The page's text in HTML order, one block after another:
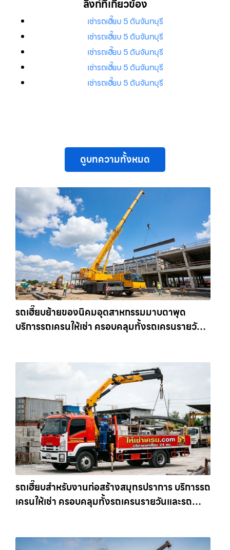
ลิงก์ที่เกี่ยวข้อง
เช่ารถเฮี๊ยบ 5 ตันจันทบุรี
เช่ารถเฮี๊ยบ 5 ตันจันทบุรี
เช่ารถเฮี๊ยบ 5 ตันจันทบุรี
เช่ารถเฮี๊ยบ 5 ตันจันทบุรี
เช่ารถเฮี๊ยบ 5 ตันจันทบุรี
ดูบทความทั้งหมด
รถเฮี๊ยบย้ายของนิคมอุตสาหกรรมมาบตาพุด
บริการรถเครนให้เช่า ครอบคลุมทั้งรถเครนรายวัน
รถเฮี๊ยบสำหรับงานก่อสร้างสมุทรปราการ บริการรถ
เครนให้เช่า ครอบคลุมทั้งรถเครนรายวันและรถ